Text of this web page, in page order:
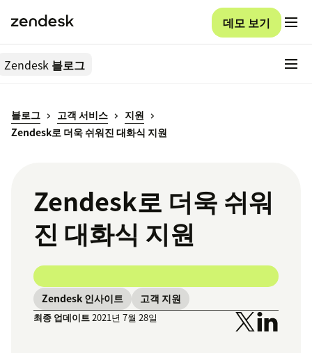
데모 보기
Zendesk 블로그
블로그 고객 서비스
지원
Zendesk로 더욱 쉬워진 대화식 지원
Zendesk로 더욱 쉬워
진 대화식 지원
Zendesk 인사이트 고객 지원
최종 업데이트 2021년 7월 28일